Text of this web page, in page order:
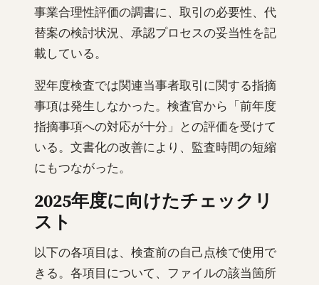
事業合理性評価の調書に、取引の必要性、代
替案の検討状況、承認プロセスの妥当性を記
載している。
翌年度検査では関連当事者取引に関する指摘
事項は発生しなかった。検査官から「前年度
指摘事項への対応が十分」との評価を受けて
いる。文書化の改善により、監査時間の短縮
にもつながった。
2025年度に向けたチェックリ
スト
以下の各項目は、検査前の自己点検で使用で
きる。各項目について、ファイルの該当箇所